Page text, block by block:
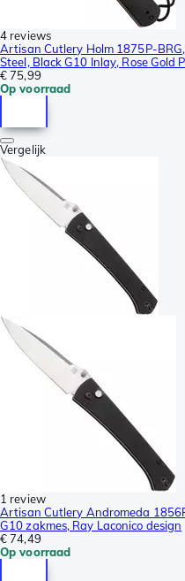
4 reviews
Artisan Cutlery Holm 1875P-
Steel, Black G10 Inlay, Rose Gold
€ 75,99
Op voorraad
Vergelijk
1 review
Artisan Cutlery Andromeda
G10 zakmes, Ray Laconico design
€ 74,49
Op voorraad